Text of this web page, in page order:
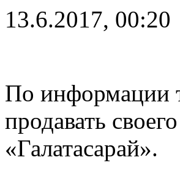
13.6.2017, 00:20
По информации
продавать
«Галатасарай».